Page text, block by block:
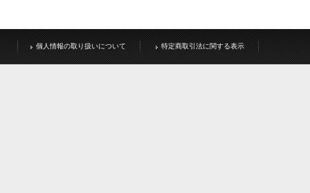
個人情報の取り扱いについて 特定商取引法に関する表示